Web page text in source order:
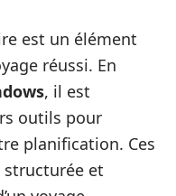
est un élément
réussi. En
, il est
outils pour
planification. Ces
et